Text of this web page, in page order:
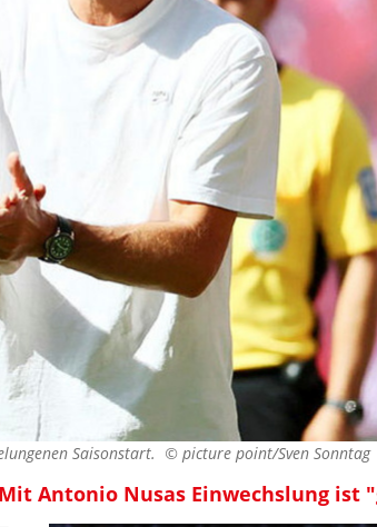
Saisonstart. © picture point/Sven Sonntag
Antonio Nusas Einwechslung ist